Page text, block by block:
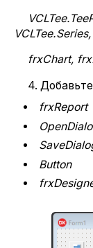
frxChart,
4. Добавьте
frxReport
Button